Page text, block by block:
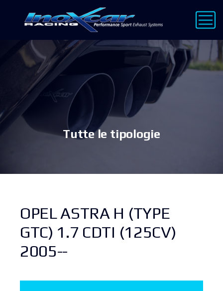
Tutte le tipologie
OPEL ASTRA H (TYPE
GTC) 1.7 CDTI (125CV)
2005--